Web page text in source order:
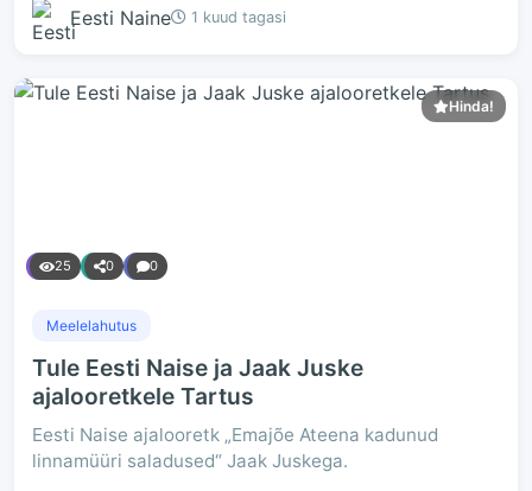
Eesti Naine 1 kuud tagasi
Hinda!
25 0 0
Meelelahutus
Tule Eesti Naise ja Jaak Juske
ajalooretkele Tartus
Eesti Naise ajalooretk „Emajõe Ateena kadunud
linnamüüri saladused“ Jaak Juskega.